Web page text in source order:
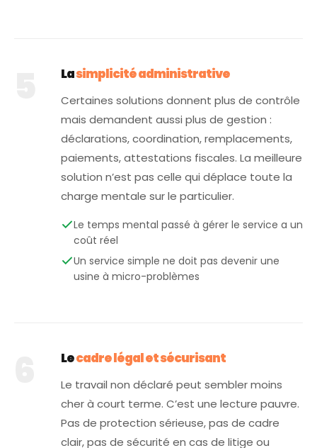
Lasimplicité administrative
Certaines solutions donnent plus de contrôle
mais demandent aussi plus de gestion :
déclarations, coordination, remplacements,
paiements, attestations fiscales. La meilleure
solution n’est pas celle qui déplace toute la
charge mentale sur le particulier.
Le temps mental passé à gérer le service a un
coût réel
Un service simple ne doit pas devenir une
usine à micro-problèmes
Lecadre légal et sécurisant
Le travail non déclaré peut sembler moins
cher à court terme. C’est une lecture pauvre.
Pas de protection sérieuse, pas de cadre
clair, pas de sécurité en cas de litige ou